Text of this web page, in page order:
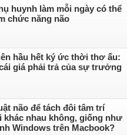
huynh làm mỗi ngày có thể
chức năng não
hầu hết ký ức thời thơ ấu:
giá phải trả của sự trưởng
não để tách đôi tâm trí
khác nhau không, giống như
Windows trên Macbook?